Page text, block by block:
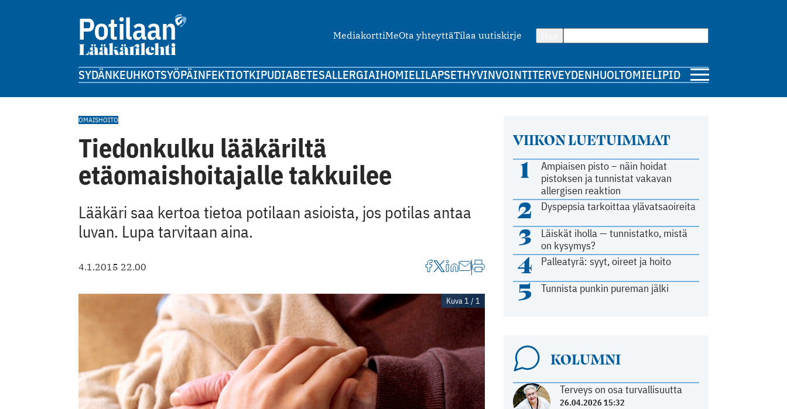
MediakorttiMeOta yhteyttäTilaa uutiskirje
SYDÄNKEUHKOTSYÖPÄINFEKTIOTKIPUDIABETESALLERGIAIHOMIELILAPSETHYVINVOINTITERVEYDENHUOLTOMIELIPIDE
VIIKON LUETUIMMAT
1
Ampiaisen pisto – näin hoidat
pistoksen ja tunnistat vakavan
allergisen reaktion
2 Dyspepsia tarkoittaa ylävatsaoireita
3
Läiskät iholla — tunnistatko, mistä
on kysymys?
4 Palleatyrä: syyt, oireet ja hoito
5 Tunnista punkin pureman jälki
KOLUMNI
Terveys on osa turvallisuutta
26.04.2026 15:32
OMAISHOITO
Tiedonkulku lääkäriltä
etäomaishoitajalle takkuilee
Lääkäri saa kertoa tietoa potilaan asioista, jos potilas antaa
luvan. Lupa tarvitaan aina.
4.1.2015 22.00
Kuva 1 / 1